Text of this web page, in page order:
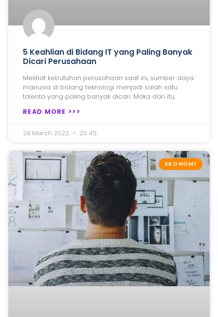
5 Keahlian di Bidang IT yang Paling Banyak
Dicari Perusahaan
Melihat kebutuhan perusahaan saat ini, sumber daya
manusia di bidang teknologi menjadi salah satu
talenta yang paling banyak dicari. Maka dari itu,
READ MORE >>>
26 March 2022 20:45
EKONOMI